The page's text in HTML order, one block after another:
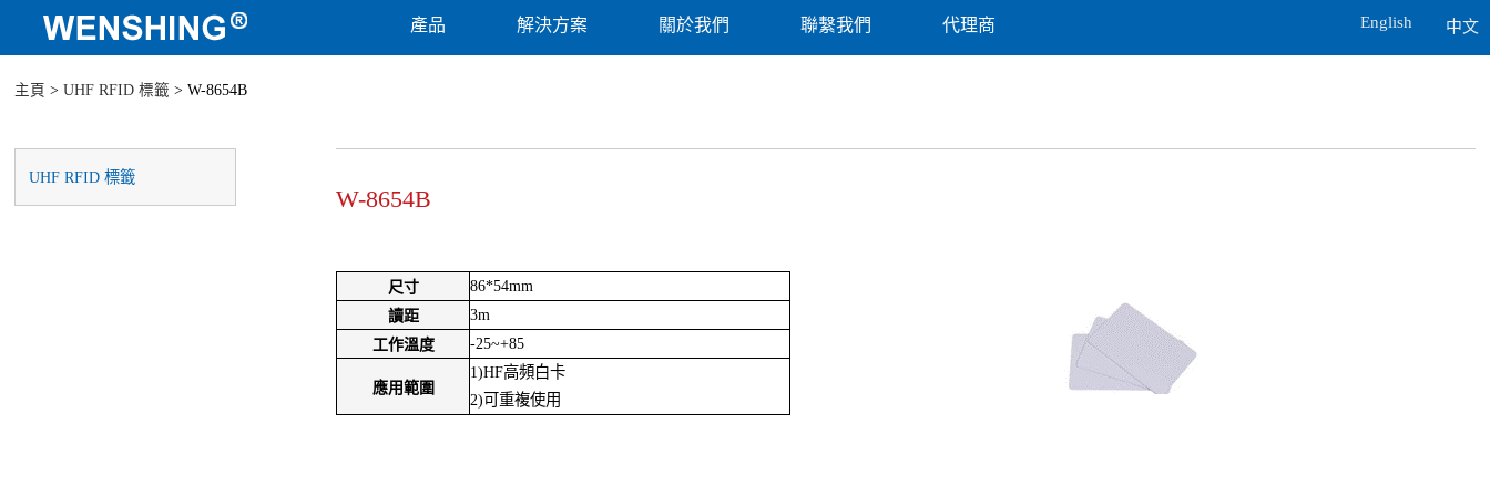
產品 解決方案 關於我們 聯繫我們 代理商 中文
English
主頁 >UHF RFID 標籤 > W-8654B
UHF RFID 標籤
W-8654B
尺寸 86*54mm
讀距 3m
工作溫度 -25~+85
應用範圍
1)HF高頻白卡
2)可重複使用